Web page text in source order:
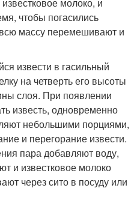
чтобы погасились
массу перемешивают и
извести в гасильный
на четверть его высоты
слоя. При появлении
известь, одновременно
небольшими порциями,
и перегорание извести.
пара добавляют воду,
и известковое молоко
через сито в посуду или